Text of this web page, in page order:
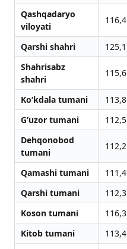
Qashqadaryo
viloyati
116,4
Qarshi shahri 125,1
Shahrisabz
shahri
115,6
Ko‘kdala tumani 113,8
G‘uzor tumani
112,5
Dehqonobod
tumani
112,2
Qamashi tumani 111,4
Qarshi tumani
112,3
Koson tumani
116,3
Kitob tumani
113,4